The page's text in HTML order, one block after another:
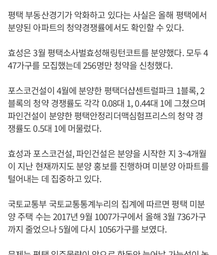
평택 부동산경기가 악화하고 있다는 사실은 올해 평택에서
분양된 아파트의 청약경쟁률에서도 확인할 수 있다.
효성은 3월 평택소사벌효성해링턴코트를 분양했다. 모두 4
47가구를 모집했는데 256명만 청약을 신청했다.
포스코건설이 4월에 분양한 평택더샵센트럴파크 1블록, 2
블록의 청약 경쟁률도 각각 0.08대 1, 0.44대 1에 그쳤으며
파인건설이 분양한 평택안정리더맥심험프리스의 청약 경
쟁률도 0.5대 1에 머물렀다.
효성과 포스코건설, 파인건설은 분양을 시작한 지 3~4개월
이 지난 현재까지도 분양 홍보를 진행하며 미분양 아파트를
털어내는 데 집중하고 있다.
국토교통부 국토교통통계누리의 집계에 따르면 평택 미분
양 주택 수는 2017년 9월 1007가구에서 올해 3월 736가구
까지 줄었으나 5월에 다시 1056가구를 보였다.